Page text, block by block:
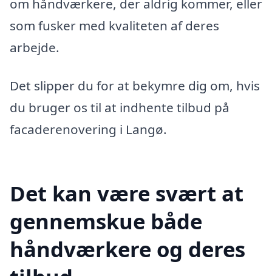
om håndværkere, der aldrig kommer, eller
som fusker med kvaliteten af deres
arbejde.
Det slipper du for at bekymre dig om, hvis
du bruger os til at indhente tilbud på
facaderenovering i Langø.
Det kan være svært at
gennemskue både
håndværkere og deres